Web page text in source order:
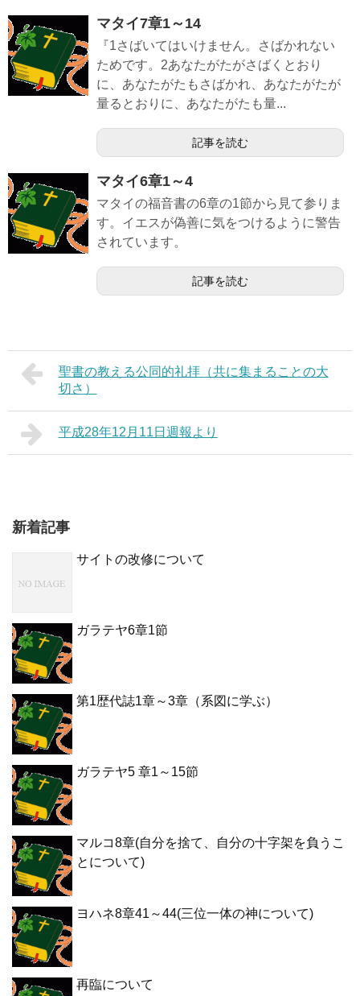
マタイ7章1～14
『1さばいてはいけません。さばかれない
ためです。2あなたがたがさばくとおり
に、あなたがたもさばかれ、あなたがたが
量るとおりに、あなたがたも量...
記事を読む
マタイ6章1～4
マタイの福音書の6章の1節から見て参りま
す。イエスが偽善に気をつけるように警告
されています。
記事を読む
聖書の教える公同的礼拝（共に集まることの大
切さ）
平成28年12月11日週報より
新着記事
サイトの改修について
ガラテヤ6章1節
第1歴代誌1章～3章（系図に学ぶ）
ガラテヤ5 章1～15節
マルコ8章(自分を捨て、自分の十字架を負うこ
とについて)
ヨハネ8章41～44(三位一体の神について)
再臨について